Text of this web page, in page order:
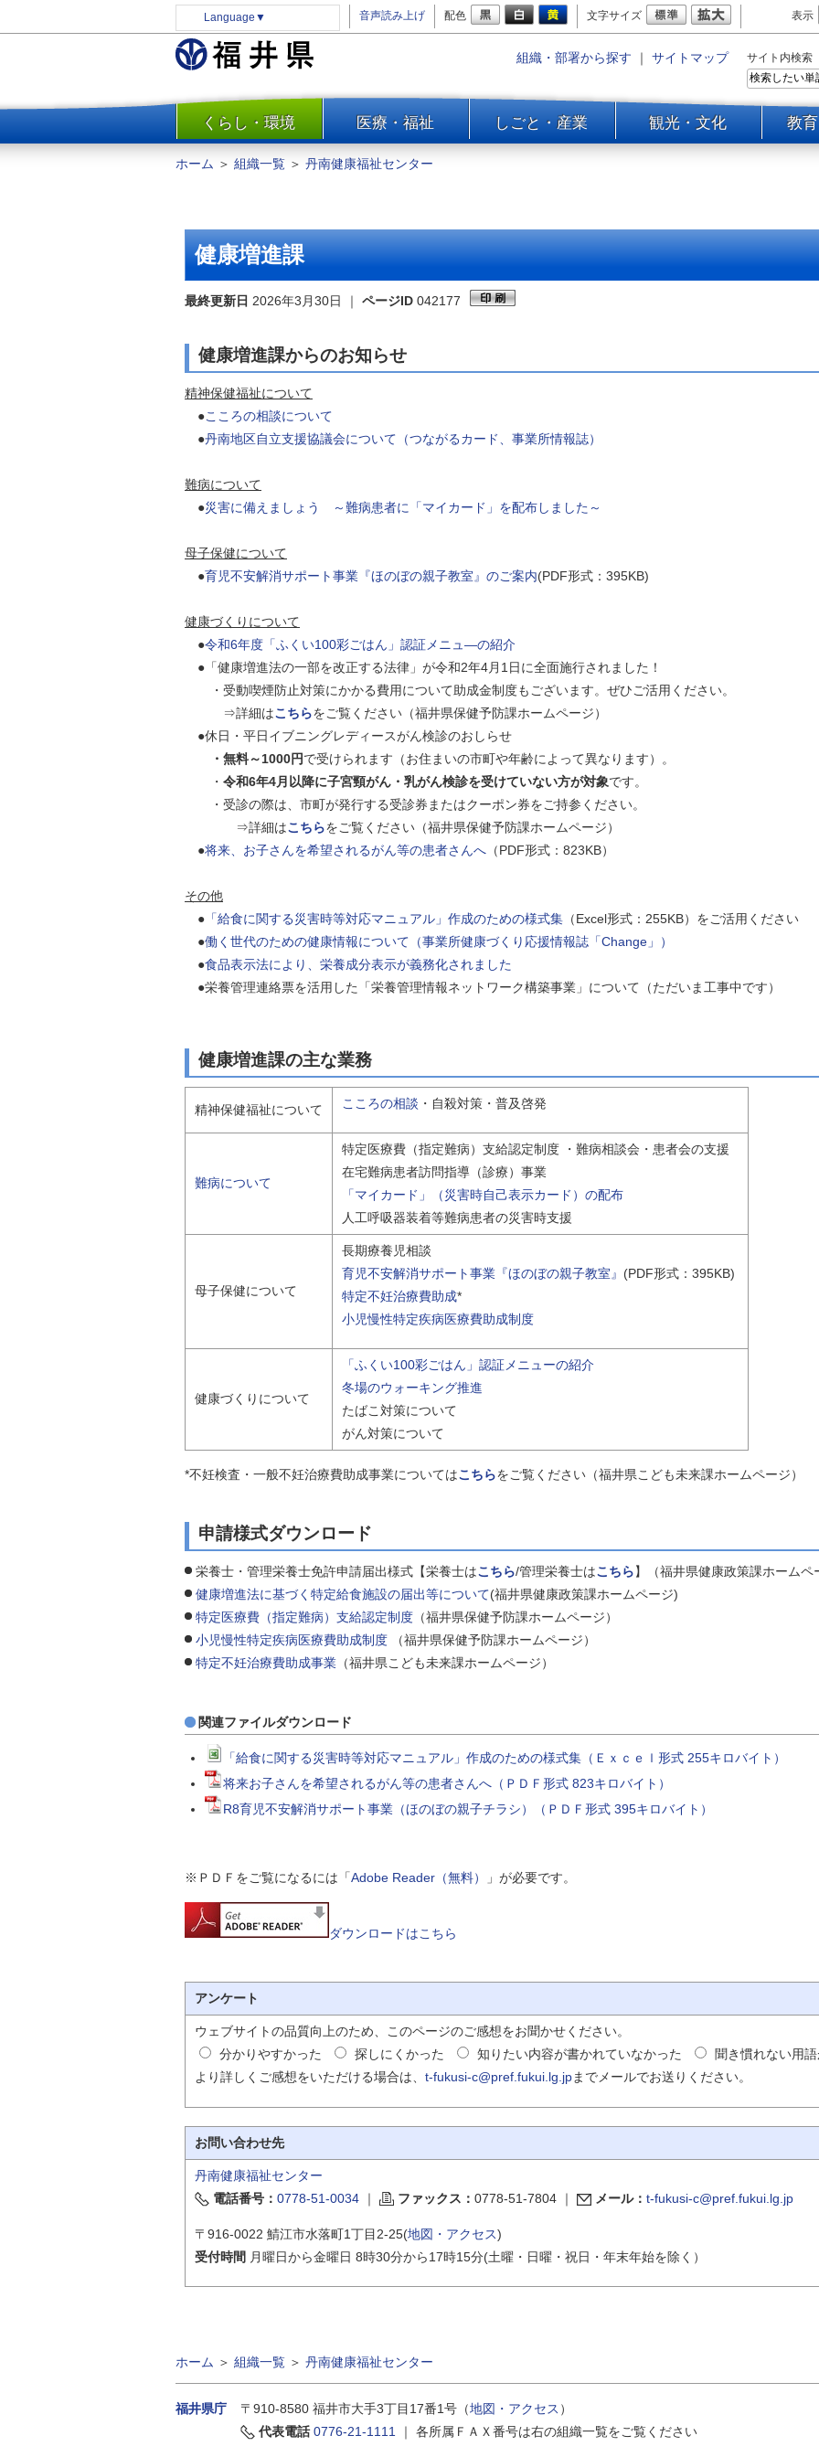
Language ▼ 音声読み上げ 配色 文字サイズ 表示
組織・部署から探す ｜ サイトマップ サイト内検索
一覧
くらし・環境 医療・福祉 しごと・産業 観光・文化 教
防災
水道・エネルギー
住まい・土地
環境問題・廃棄物対策・リサ
イクル
まちづくり
交通・道路
河川・砂防・港湾
自然
ホーム ＞ 組織一覧 ＞ 丹南健康福祉センター
健康増進課
最終更新日 2026年3月30日 ｜ ページID 042177
健康増進課からのお知らせ
精神保健福祉について
●こころの相談について
●丹南地区自立支援協議会について（つながるカード、事業所情報誌）
難病について
●災害に備えましょう ～難病患者に「マイカード」を配布しました～
母子保健について
●育児不安解消サポート事業『ほのぼの親子教室』のご案内(PDF形式：395KB)
健康づくりについて
●令和6年度「ふくい100彩ごはん」認証メニュ―の紹介
●「健康増進法の一部を改正する法律」が令和2年4月1日に全面施行されました！
・受動喫煙防止対策にかかる費用について助成金制度もございます。ぜひご活用ください。
⇒詳細はこちらをご覧ください（福井県保健予防課ホームページ）
●休日・平日イブニングレディースがん検診のおしらせ
・無料～1000円で受けられます（お住まいの市町や年齢によって異なります）。
・ 令和6年4月以降に子宮頸がん・乳がん検診を受けていない方が対象です。
・受診の際は、市町が発行する受診券またはクーポン券をご持参ください。
⇒詳細はこちらをご覧ください（福井県保健予防課ホームページ）
●将来、お子さんを希望されるがん等の患者さんへ （PDF形式：823KB）
その他
● 「給食に関する災害時等対応マニュアル」作成のための様式集 （Excel形式：255KB）をご活用ください
●働く世代のための健康情報について（事業所健康づくり応援情報誌「Change」）
●食品表示法により、栄養成分表示が義務化されました
●栄養管理連絡票を活用した「栄養管理情報ネットワーク構築事業」について（ただいま工事中です）
健康増進課の主な業務
精神保健福祉について こころの相談 ・自殺対策・普及啓発
難病について
特定医療費（指定難病）支給認定制度 ・難病相談会・患者会の支援
在宅難病患者訪問指導（診療）事業
「マイカード」（災害時自己表示カード）の配布
人工呼吸器装着等難病患者の災害時支援
母子保健について
長期療養児相談
育児不安解消サポート事業『ほのぼの親子教室』 (PDF形式：395KB)
特定不妊治療費助成*
小児慢性特定疾病医療費助成制度
健康づくりについて
「ふくい100彩ごはん」認証メニューの紹介
冬場のウォーキング推進
たばこ対策について
がん対策について
*不妊検査・一般不妊治療費助成事業についてはこちらをご覧ください（福井県こども未来課ホームページ）
申請様式ダウンロード
栄養士・管理栄養士免許申請届出様式【栄養士はこちら/管理栄養士はこちら】（福井県健康政策課ホームペ
健康増進法に基づく特定給食施設の届出等について(福井県健康政策課ホームページ)
特定医療費（指定難病）支給認定制度 （福井県保健予防課ホームページ）
小児慢性特定疾病医療費助成制度 （福井県保健予防課ホームページ）
特定不妊治療費助成事業 （福井県こども未来課ホームページ）
関連ファイルダウンロード
「給食に関する災害時等対応マニュアル」作成のための様式集（Ｅｘｃｅｌ形式 255キロバイト）
将来お子さんを希望されるがん等の患者さんへ（ＰＤＦ形式 823キロバイト）
R8育児不安解消サポート事業（ほのぼの親子チラシ）（ＰＤＦ形式 395キロバイト）
※ＰＤＦをご覧になるには「Adobe Reader（無料） 」が必要です。
ダウンロードはこちら
アンケート
ウェブサイトの品質向上のため、このページのご感想をお聞かせください。
分かりやすかった
探しにくかった 知りたい内容が書かれていなかった
聞き慣れない用
より詳しくご感想をいただける場合は、 t-fukusi-c@pref.fukui.lg.jpまでメールでお送りください。
お問い合わせ先
丹南健康福祉センター
電話番号： 0778-51-0034 ｜ ファックス： 0778-51-7804 ｜ メール： t-fukusi-c@pref.fukui.lg.jp
〒916-0022 鯖江市水落町1丁目2-25(地図・アクセス)
受付時間 月曜日から金曜日 8時30分から17時15分(土曜・日曜・祝日・年末年始を除く）
ホーム ＞ 組織一覧 ＞ 丹南健康福祉センター
福井県庁 〒910-8580 福井市大手3丁目17番1号（地図・アクセス ）
代表電話 0776-21-1111 ｜ 各所属ＦＡＸ番号は右の組織一覧をご覧ください